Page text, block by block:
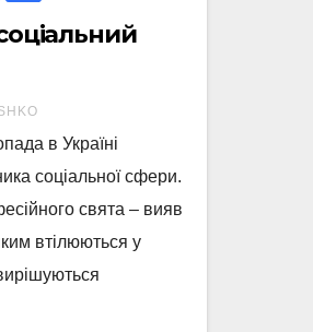
в Україні
соціальної сфери.
свята – вияв
втілюються у